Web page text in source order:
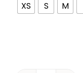
XS S M